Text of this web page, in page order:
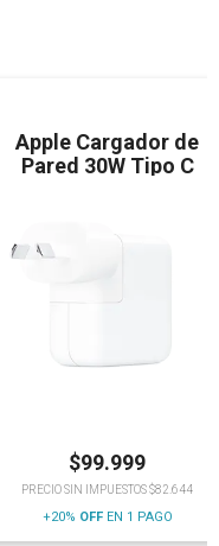
Apple Cargador de
Pared 30W Tipo C
$99.999
PRECIO SIN IMPUESTOS $82.644
+20% OFFEN 1 PAGO